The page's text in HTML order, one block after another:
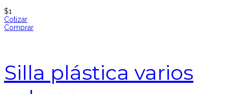
$1
Cotizar
Comprar
Silla plástica varios